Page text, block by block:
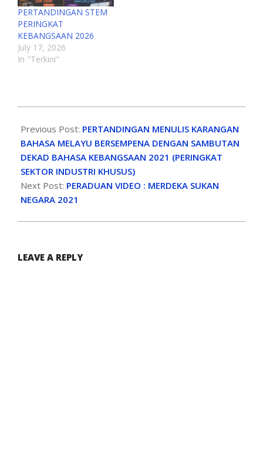
PERTANDINGAN STEM
PERINGKAT
KEBANGSAAN 2026
July 17, 2026
In "Terkini"
Previous Post: PERTANDINGAN MENULIS KARANGAN
BAHASA MELAYU BERSEMPENA DENGAN SAMBUTAN
DEKAD BAHASA KEBANGSAAN 2021 (PERINGKAT
SEKTOR INDUSTRI KHUSUS)
Next Post: PERADUAN VIDEO : MERDEKA SUKAN
NEGARA 2021
LEAVE A REPLY